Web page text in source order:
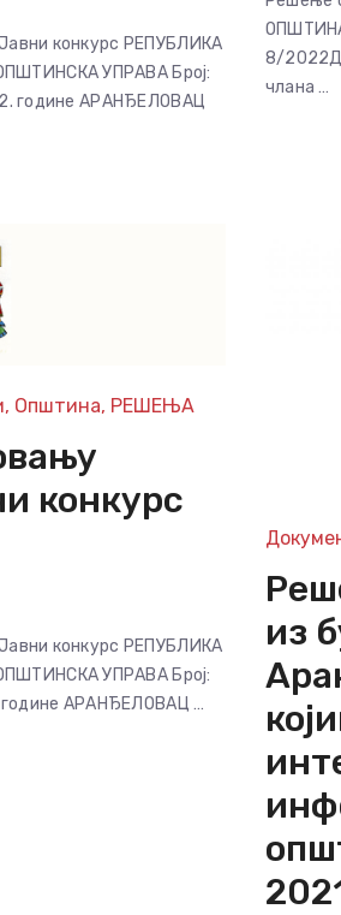
конкурс РЕПУБЛИКА
УПРАВА Број:
године АРАНЂЕЛОВАЦ
8/
члана …
, Општина, РЕШЕЊА
конкурс
конкурс РЕПУБЛИКА
УПРАВА Број:
године АРАНЂЕЛОВАЦ …
из